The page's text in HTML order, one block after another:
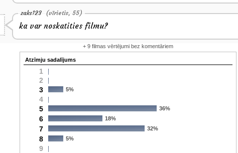
zaks123 (vīrietis, 55)
ka var noskatities filmu?
+ 9 filmas vērtējumi bez komentāriem
Atzīmju sadalījums
1
2
3
5%
4
5
36%
6 18%
7 32%
8 5%
9